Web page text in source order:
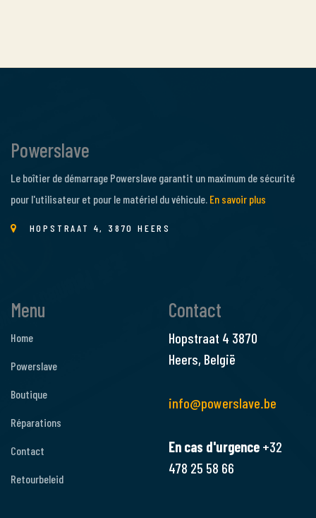
Powerslave
Le boîtier de démarrage Powerslave garantit un maximum de sécurité
pour l'utilisateur et pour le matériel du véhicule. En savoir plus
HOPSTRAAT 4, 3870 HEERS
Menu
Home
Powerslave
Boutique
Réparations
Contact
Retourbeleid
Contact
Hopstraat 4 3870
Heers, België
info@powerslave.be
En cas d'urgence +32
478 25 58 66